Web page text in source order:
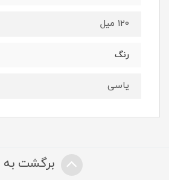
120 میل
رنگ
یاسی
برگشت به